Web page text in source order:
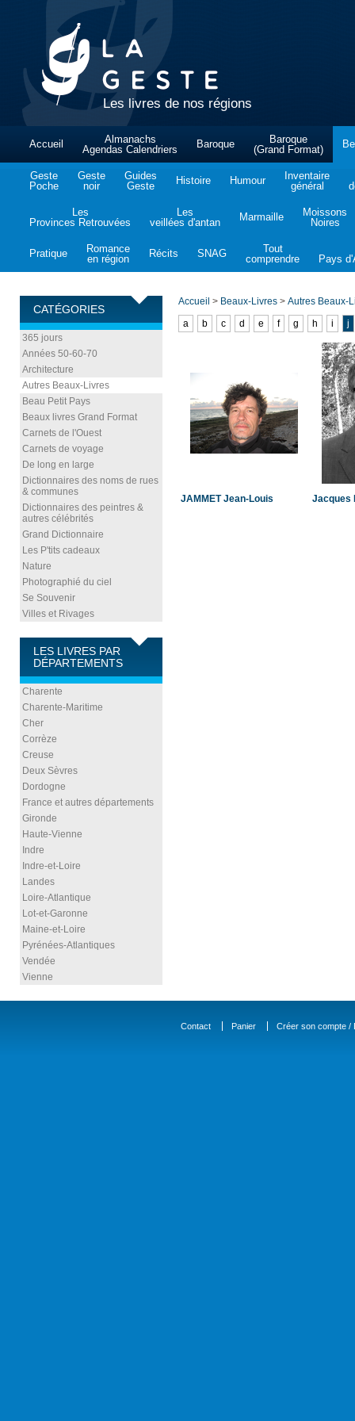
Les livres de nos régions
Accueil
Almanachs
Agendas Calendriers
Baroque
Baroque
(Grand Format)
Geste
Poche
Geste
noir
Guides
Geste
Histoire Humour
Inventaire
général
Les
Provinces Retrouvées
Les
veillées d'antan
Marmaille
Moissons
Noires
Pratique
Romance
en région
Récits SNAG
Tout
comprendre
Pays
CATÉGORIES
365 jours
Années 50-60-70
Architecture
Autres Beaux-Livres
Beau Petit Pays
Beaux livres Grand Format
Carnets de l'Ouest
Carnets de voyage
De long en large
Dictionnaires des noms de rues
& communes
Dictionnaires des peintres &
autres célébrités
Grand Dictionnaire
Les P'tits cadeaux
Nature
Photographié du ciel
Se Souvenir
Villes et Rivages
LES LIVRES PAR
DÉPARTEMENTS
Charente
Charente-Maritime
Cher
Corrèze
Creuse
Deux Sèvres
Dordogne
France et autres départements
Gironde
Haute-Vienne
Indre
Indre-et-Loire
Landes
Loire-Atlantique
Lot-et-Garonne
Maine-et-Loire
Pyrénées-Atlantiques
Vendée
Vienne
Accueil > Beaux-Livres > Autres Beaux-
a
b c d e f g h i j
JAMMET Jean-Louis Jacques
Contact Panier Créer son compte /